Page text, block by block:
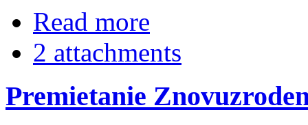
Read more
2 attachments
Premietanie